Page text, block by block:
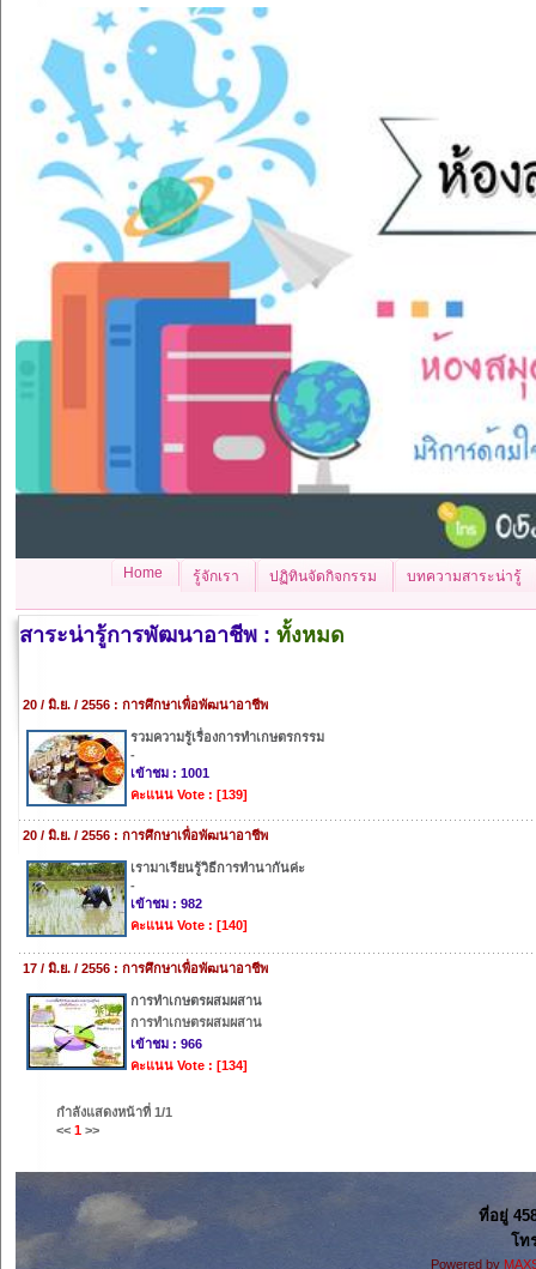
Home รู้จักเรา ปฏิทินจัดกิจกรรม บทความสาระน่ารู้
สาระน่ารู้การพัฒนาอาชีพ : ทั้งหมด
20 / มิ.ย. / 2556 : การศึกษาเพื่อพัฒนาอาชีพ
รวมความรู้เรื่องการทำเกษตรกรรม
-
เข้าชม : 1001
คะแนน Vote : [139]
20 / มิ.ย. / 2556 : การศึกษาเพื่อพัฒนาอาชีพ
เรามาเรียนรู้วิธีการทำนากันค่ะ
-
เข้าชม : 982
คะแนน Vote : [140]
17 / มิ.ย. / 2556 : การศึกษาเพื่อพัฒนาอาชีพ
การทำเกษตรผสมผสาน
การทำเกษตรผสมผสาน
เข้าชม : 966
คะแนน Vote : [134]
กำลังแสดงหน้าที่ 1/1
<< 1 >>
ที่อยู่
โท
Powered by